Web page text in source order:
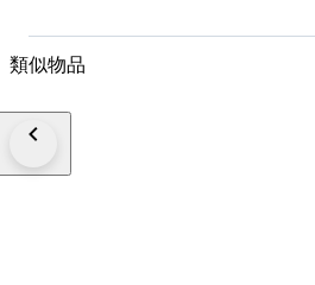
類似物品